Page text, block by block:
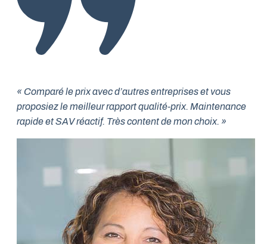
« Comparé le prix avec d’autres entreprises et vous
proposiez le meilleur rapport qualité-prix. Maintenance
rapide et SAV réactif. Très content de mon choix. »